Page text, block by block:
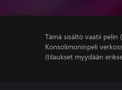
Tämä sisältö vaatii pelin
Konsolimoninpeli
(tilaukset myydään